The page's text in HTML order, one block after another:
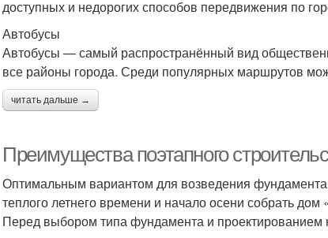
доступных и недорогих способов передвижения по
Автобусы
Автобусы — самый распространённый вид
все районы города. Среди популярных маршрутов
читать дальше →
Преимущества поэтапного
Оптимальным вариантом для возведения фундамента
теплого летнего времени и начало осени собрать
Перед выбором типа фундамента и проектированием